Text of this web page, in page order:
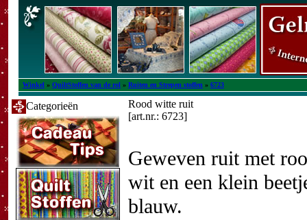
Winkel » QuiltStoffen van de rol » Ruiten en Strepen stoffen » 6723
Categorieën
Rood witte ruit
[art.nr.: 6723]
Geweven ruit met
wit en een klein
blauw.